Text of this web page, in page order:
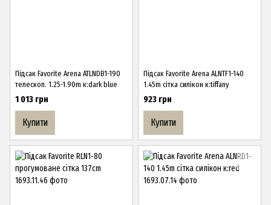
Підсак Favorite Arena ATLNDB1-190
телескоп. 1.25-1.90m к:dark blue
1 013 грн
Купити
Підсак Favorite Arena ALNTF1-140
1.45m сітка силікон к:tiffany
923 грн
Купити